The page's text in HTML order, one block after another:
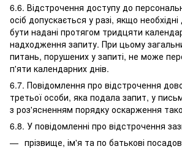
6.6. Відстрочення доступу до
осіб допускається у разі, якщо
бути надані протягом тридцяти
надходження запиту. При цьому
питань, порушених у запиті, не може
п'яти календарних днів.
6.7. Повідомлення про відстрочення
третьої особи, яка подала запит, у
з роз'ясненням порядку оскарження
6.8. У повідомленні про відстрочення
прізвище, ім'я та по батькові